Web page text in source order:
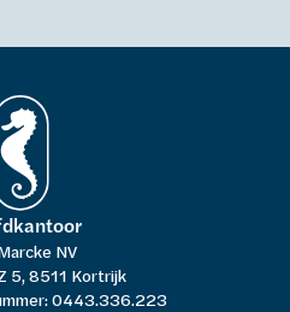
NV
5, 8511 Kortrijk
0443.336.223